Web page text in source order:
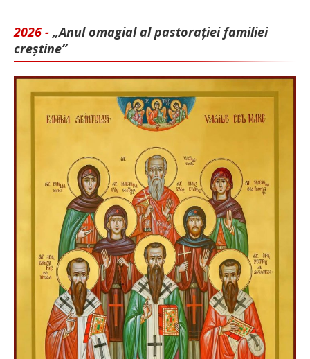
2026 - „Anul omagial al pastorației familiei
creștine”